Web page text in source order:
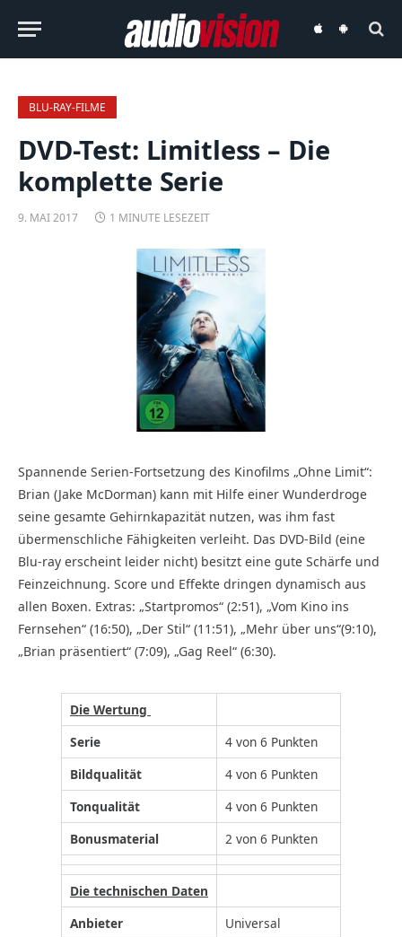
audiovisionaudiovision
BLU-RAY-FILME
DVD-Test: Limitless – Die
komplette Serie
9. MAI 2017 1 MINUTE LESEZEIT
Spannende Serien-Fortsetzung des Kinofilms „Ohne Limit“:
Brian (Jake McDorman) kann mit Hilfe einer Wunderdroge
seine gesamte Gehirnkapazität nutzen, was ihm fast
übermenschliche Fähigkeiten verleiht. Das DVD-Bild (eine
Blu-ray erscheint leider nicht) besitzt eine gute Schärfe und
Feinzeichnung. Score und Effekte dringen dynamisch aus
allen Boxen. Extras: „Startpromos“ (2:51), „Vom Kino ins
Fernsehen“ (16:50), „Der Stil“ (11:51), „Mehr über uns“(9:10),
„Brian präsentiert“ (7:09), „Gag Reel“ (6:30).
Die Wertung
Serie
4 von 6 Punkten
Bildqualität
4 von 6 Punkten
Tonqualität
4 von 6 Punkten
Bonusmaterial
2 von 6 Punkten
Die technischen Daten
Anbieter
Universal